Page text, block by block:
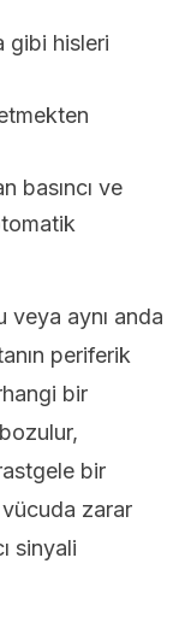
gibi hisleri
basıncı ve
veya aynı anda
periferik
bir
bir
zarar
sinyali